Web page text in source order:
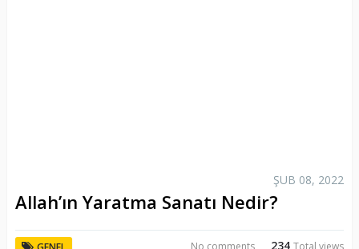
ŞUB 08, 2022
Allah’ın Yaratma Sanatı Nedir?
234